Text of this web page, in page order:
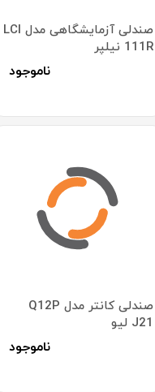
صندلی آزمایشگاهی مدل LCI
111R نیلپر
ناموجود
صندلی کانتر مدل Q12P
J21 لیو
ناموجود